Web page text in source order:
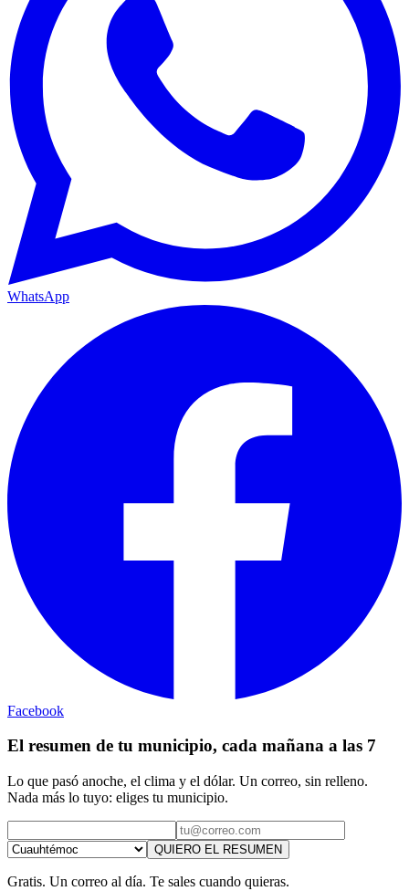
WhatsApp
Facebook
El resumen de tu municipio, cada mañana a las 7
Lo que pasó anoche, el clima y el dólar. Un correo, sin relleno.
Nada más lo tuyo: eliges tu municipio.
QUIERO EL RESUMEN
Gratis. Un correo al día. Te sales cuando quieras.